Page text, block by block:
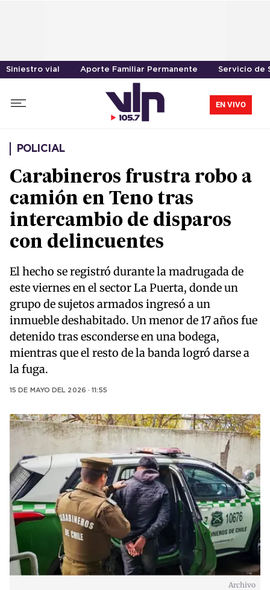
Siniestro vial Aporte Familiar Permanente Servicio de
EN VIVO
POLICIAL
Carabineros frustra robo a
camión en Teno tras
intercambio de disparos
con delincuentes
El hecho se registró durante la madrugada de
este viernes en el sector La Puerta, donde un
grupo de sujetos armados ingresó a un
inmueble deshabitado. Un menor de 17 años fue
detenido tras esconderse en una bodega,
mientras que el resto de la banda logró darse a
la fuga.
15 DE MAYO DEL 2026 · 11:55
Archivo